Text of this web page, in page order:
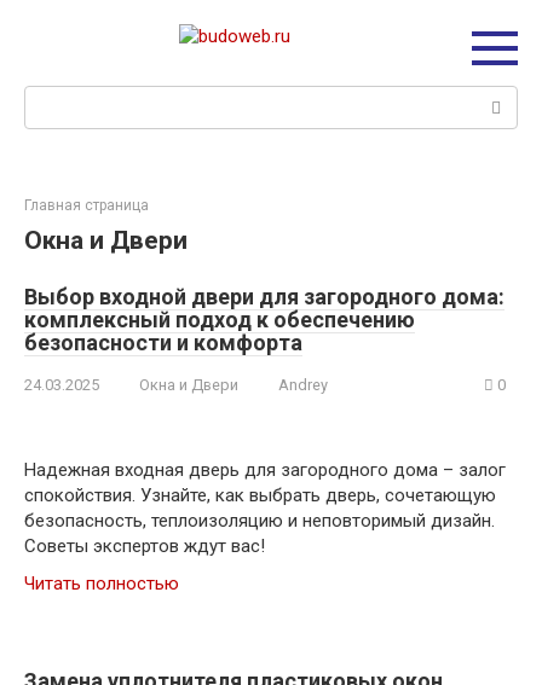
Главная страница
Окна и Двери
Выбор входной двери для загородного дома:
комплексный подход к обеспечению
безопасности и комфорта
24.03.2025 Окна и Двери Andrey 0
Надежная входная дверь для загородного дома – залог
спокойствия. Узнайте, как выбрать дверь, сочетающую
безопасность, теплоизоляцию и неповторимый дизайн.
Советы экспертов ждут вас!
Читать полностью